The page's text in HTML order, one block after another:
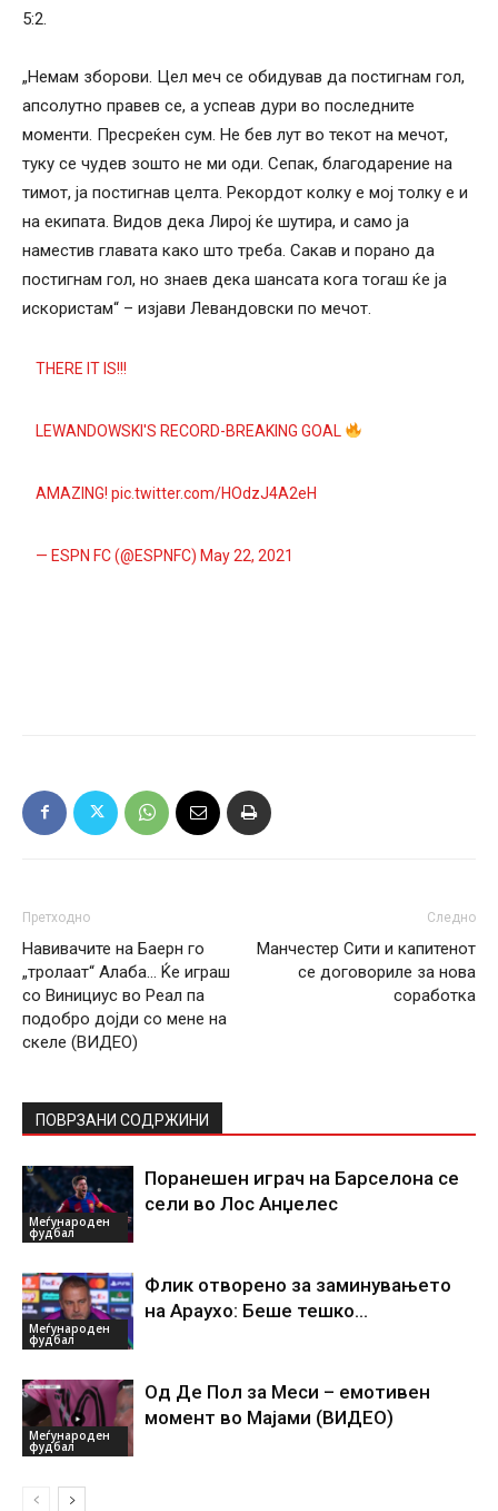
5:2.
„Немам зборови. Цел меч се обидував да постигнам гол,
апсолутно правев се, а успеав дури во последните
моменти. Пресреќен сум. Не бев лут во текот на мечот,
туку се чудев зошто не ми оди. Сепак, благодарение на
тимот, ја постигнав целта. Рекордот колку е мој толку е и
на екипата. Видов дека Лирој ќе шутира, и само ја
наместив главата како што треба. Сакав и порано да
постигнам гол, но знаев дека шансата кога тогаш ќе ја
искористам“ – изјави Левандовски по мечот.
THERE IT IS!!!
LEWANDOWSKI'S RECORD-BREAKING GOAL
AMAZING!pic.twitter.com/HOdzJ4A2eH
— ESPN FC (@ESPNFC) May 22, 2021
Претходно
Навивачите на Баерн го
„тролаат“ Алаба… Ќе играш
со Винициус во Реал па
подобро дојди со мене на
скеле (ВИДЕО)
Следно
Манчестер Сити и капитенот
се договориле за нова
соработка
ПОВРЗАНИ СОДРЖИНИ
Меѓународен
фудбал
Поранешен играч на Барселона се
сели во Лос Анџелес
Меѓународен
фудбал
Флик отворено за заминувањето
на Араухо: Беше тешко…
Меѓународен
фудбал
Од Де Пол за Меси – емотивен
момент во Мајами (ВИДЕО)